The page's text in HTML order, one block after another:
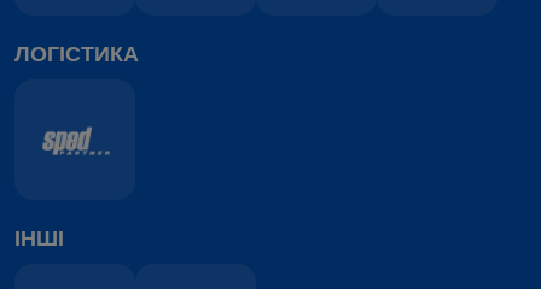
ЛОГІСТИКА
ІНШІ